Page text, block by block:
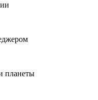
планеты